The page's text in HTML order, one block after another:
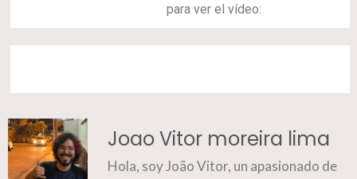
para ver el vídeo:
Joao Vitor moreira lima
Hola, soy João Vitor, un apasionado de